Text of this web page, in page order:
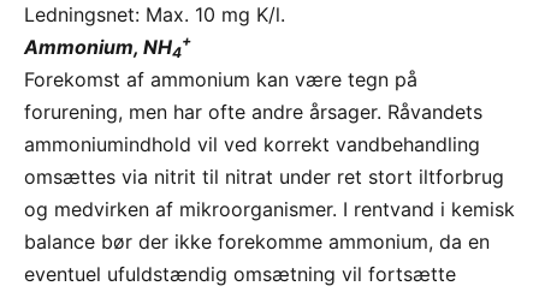
Ledningsnet: Max. 10 mg K/l.
Ammonium, NH4
+
Forekomst af ammonium kan være tegn på
forurening, men har ofte andre årsager. Råvandets
ammoniumindhold vil ved korrekt vandbehandling
omsættes via nitrit til nitrat under ret stort iltforbrug
og medvirken af mikroorganismer. I rentvand i kemisk
balance bør der ikke forekomme ammonium, da en
eventuel ufuldstændig omsætning vil fortsætte